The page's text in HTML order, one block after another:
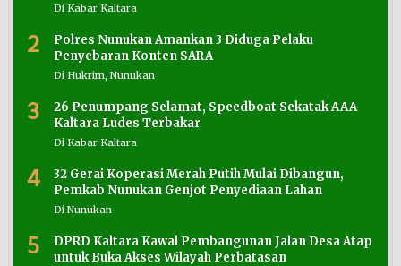
Di Kabar Kaltara
2
Polres Nunukan Amankan 3 Diduga Pelaku
Penyebaran Konten SARA
Di Hukrim, Nunukan
3
26 Penumpang Selamat, Speedboat Sekatak AAA
Kaltara Ludes Terbakar
Di Kabar Kaltara
4
32 Gerai Koperasi Merah Putih Mulai Dibangun,
Pemkab Nunukan Genjot Penyediaan Lahan
Di Nunukan
5
DPRD Kaltara Kawal Pembangunan Jalan Desa Atap
untuk Buka Akses Wilayah Perbatasan